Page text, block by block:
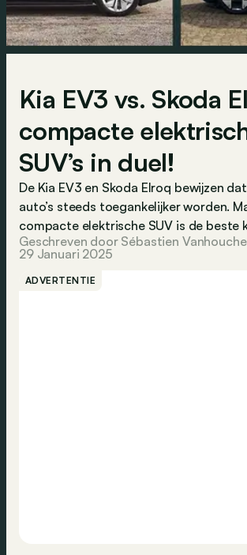
Kia EV3 vs. Skoda
compacte
SUV’s in duel!
De Kia EV3 en Skoda Elroq bewijzen
auto’s steeds toegankelijker worden.
compacte elektrische SUV is de beste
Geschreven door Sébastien Vanhouche
29 Januari 2025
ADVERTENTIE